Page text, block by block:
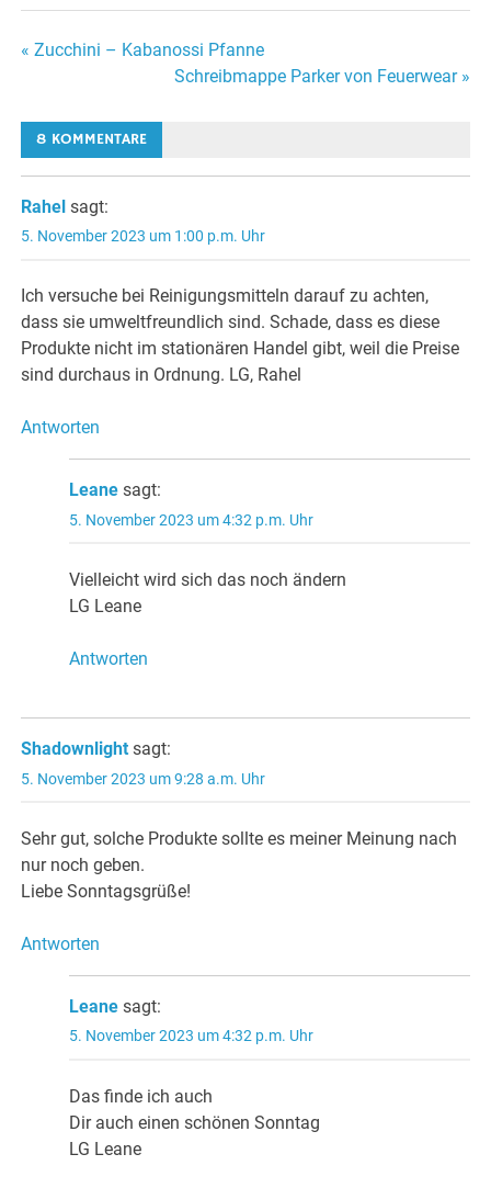
Beitragsnavigation
« Zucchini – Kabanossi Pfanne
Schreibmappe Parker von Feuerwear »
8 KOMMENTARE
Rahel sagt:
5. November 2023 um 1:00 p.m. Uhr
Ich versuche bei Reinigungsmitteln darauf zu achten,
dass sie umweltfreundlich sind. Schade, dass es diese
Produkte nicht im stationären Handel gibt, weil die Preise
sind durchaus in Ordnung. LG, Rahel
Antworten
Leane sagt:
5. November 2023 um 4:32 p.m. Uhr
Vielleicht wird sich das noch ändern
LG Leane
Antworten
Shadownlight sagt:
5. November 2023 um 9:28 a.m. Uhr
Sehr gut, solche Produkte sollte es meiner Meinung nach
nur noch geben.
Liebe Sonntagsgrüße!
Antworten
Leane sagt:
5. November 2023 um 4:32 p.m. Uhr
Das finde ich auch
Dir auch einen schönen Sonntag
LG Leane